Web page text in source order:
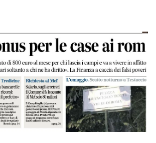
l’integrazione. Ma alle
non piace